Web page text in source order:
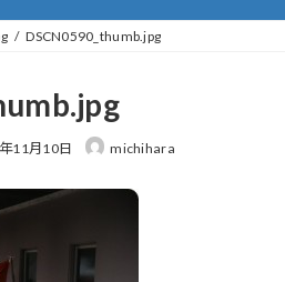
DSCN0590_thumb.jpg
11月10日 michihara